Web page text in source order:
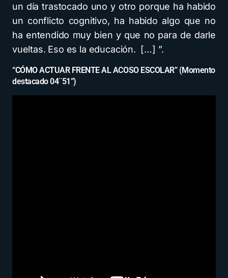
un día trastocado uno y otro porque ha habido
un conflicto cognitivo, ha habido algo que no
ha entendido muy bien y que no para de darle
vueltas. Eso es la educación. […] ”.
“CÓMO ACTUAR FRENTE AL ACOSO ESCOLAR” (Momento
destacado 04¨51”)